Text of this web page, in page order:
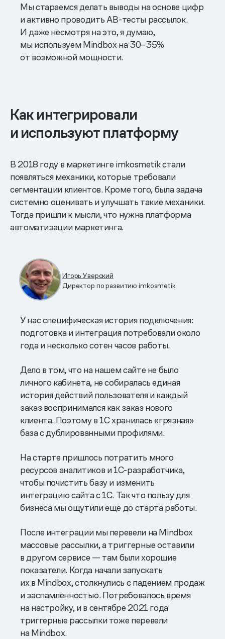
Мы стараемся делать выводы на основе цифр
и активно проводить AB-тесты рассылок.
И даже несмотря на это, я думаю,
мы используем Mindbox на 30–35%
от возможной мощности.
Как интегрировали
и используют платформу
В 2018 году в маркетинге imkosmetik стали
появляться механики, которые требовали
сегментации клиентов. Кроме того, была задача
системно оценивать и улучшать такие механики.
Тогда пришли к мысли, что нужна платформа
автоматизации маркетинга.
Игорь Уверский
Директор по развитию imkosmetik
У нас специфическая история подключения:
подготовка и интеграция потребовали около
года и несколько сотен часов работы.
Дело в том, что на нашем сайте не было
личного кабинета, не собиралась единая
история действий пользователя и каждый
заказ воспринимался как заказ нового
клиента. Поэтому в 1С хранилась «грязная»
база с дублированными профилями.
На старте пришлось потратить много
ресурсов аналитиков и 1С-разработчика,
чтобы почистить базу и изменить
интеграцию сайта с 1С. Так что пользу для
бизнеса мы ощутили еще до старта работы.
После интеграции мы перевели на Mindbox
массовые рассылки, а триггерные оставили
в другом сервисе — там были хорошие
показатели. Когда начали запускать
их в Mindbox, столкнулись с падением продаж
и заспамленностью. Потребовалось время
на настройку, и в сентябре 2021 года
триггерные рассылки тоже перевели
на Mindbox.